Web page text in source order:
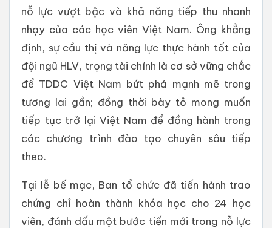
nỗ lực vượt bậc và khả năng tiếp thu nhanh
nhạy của các học viên Việt Nam. Ông khẳng
định, sự cầu thị và năng lực thực hành tốt của
đội ngũ HLV, trọng tài chính là cơ sở vững chắc
để TDDC Việt Nam bứt phá mạnh mẽ trong
tương lai gần; đồng thời bày tỏ mong muốn
tiếp tục trở lại Việt Nam để đồng hành trong
các chương trình đào tạo chuyên sâu tiếp
theo.
Tại lễ bế mạc, Ban tổ chức đã tiến hành trao
chứng chỉ hoàn thành khóa học cho 24 học
viên, đánh dấu một bước tiến mới trong nỗ lực